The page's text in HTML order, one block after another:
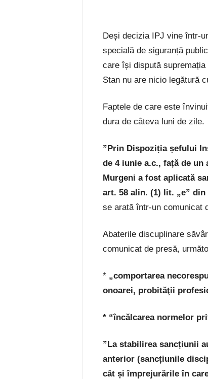
Deși decizia IPJ vine într-
specială de siguranță
care își dispută
Stan nu are nicio legătură
Faptele de care este
dura de câteva luni de zile.
”Prin Dispoziția șefului
de 4 iunie a.c., față de
Murgeni a fost aplicată
art. 58 alin. (1) lit. „e”
se arată într-un comunicat
Abaterile discuplinare
comunicat de presă,
* „comportarea
onoarei, probităţii
* “încălcarea normelor
”La stabilirea sancțiunii
anterior (sancțiunile
cât și împrejurările în